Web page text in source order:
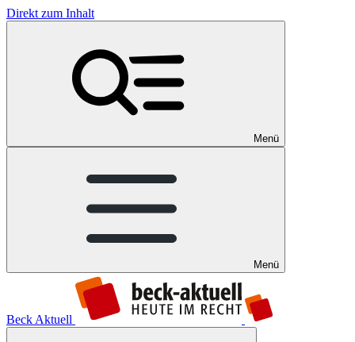
Direkt zum Inhalt
Menü
Menü
Beck Aktuell